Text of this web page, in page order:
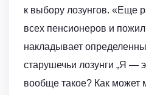
к выбору лозунгов. «Еще
всех пенсионеров и
накладывает
старушечьи лозунги „Я —
вообще такое? Как может